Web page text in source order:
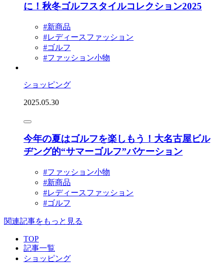
に！秋冬ゴルフスタイルコレクション2025
#新商品
#レディースファッション
#ゴルフ
#ファッション小物
ショッピング
2025.05.30
今年の夏はゴルフを楽しもう！大名古屋ビル
ヂング的“サマーゴルフ”バケーション
#ファッション小物
#新商品
#レディースファッション
#ゴルフ
関連記事をもっと見る
TOP
記事一覧
ショッピング